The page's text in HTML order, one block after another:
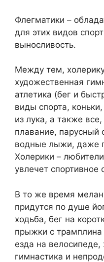
Флегматики –
для этих видов
выносливость.
Между тем,
художественная
атлетика (бег и
виды спорта,
из лука, а также
плавание, парусный
водные лыжи, даже
Холерики –
увлечет спортивное
В то же время
придутся по душе
ходьба, бег на
прыжки с
езда на велосипеде,
гимнастика и